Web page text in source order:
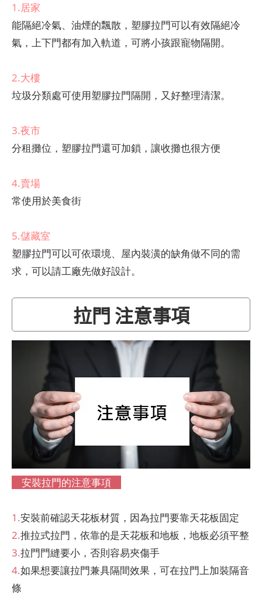
1.居家
能隔絕冷氣、油煙的飄散，塑膠拉門可以有效隔絕冷
氣，上下門都有加入軌道，可將小孩跟寵物隔開。
2.大樓
垃圾分類處可使用塑膠拉門隔開，又好整理清潔。
3.夜市
分租攤位，塑膠拉門還可加鎖，讓收攤也很方便
4.賣場
常使用於美食街
5.儲藏室
塑膠拉門可以可依環境、屋內裝潢的缺角做不同的需
求，可以請工廠先做好設計。
拉門 注意事項
安裝拉門的注意事項
1.安裝前確認天花板材質，因為拉門要靠天花板固定
2.推拉式拉門，依靠的是天花板和地板，地板必須平整
3.拉門門縫要小，否則容易夾傷手
4.如果想要讓拉門兼具隔間效果，可在拉門上加裝隔音
條